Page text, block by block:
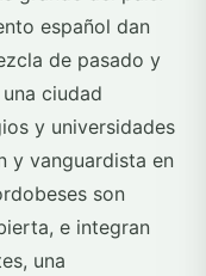
español dan
de pasado y
ciudad
y universidades
y vanguardista en
son
e integran
una